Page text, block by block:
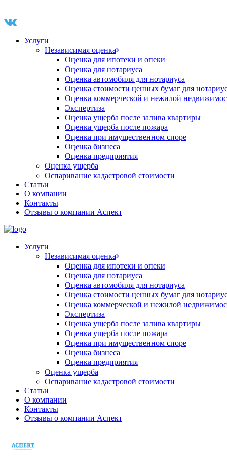
Услуги
Независимая оценка
Оценка для ипотеки и опеки
Оценка для нотариуса
Оценка автомобиля для нотариуса
Оценка стоимости ценных бумаг для
Оценка коммерческой и нежилой
Экспертиза
Оценка ущерба после залива квартиры
Оценка ущерба после пожара
Оценка при имущественном споре
Оценка бизнеса
Оценка предприятия
Оценка ущерба
Оспаривание кадастровой стоимости
Статьи
О компании
Контакты
Отзывы о компании Аспект
Услуги
Независимая оценка
Оценка для ипотеки и опеки
Оценка для нотариуса
Оценка автомобиля для нотариуса
Оценка стоимости ценных бумаг для
Оценка коммерческой и нежилой
Экспертиза
Оценка ущерба после залива квартиры
Оценка ущерба после пожара
Оценка при имущественном споре
Оценка бизнеса
Оценка предприятия
Оценка ущерба
Оспаривание кадастровой стоимости
Статьи
О компании
Контакты
Отзывы о компании Аспект